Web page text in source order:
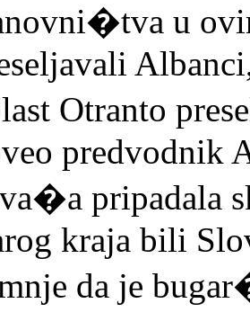
u
Otranto
predvodnik
pripadala
kraja bili
da je